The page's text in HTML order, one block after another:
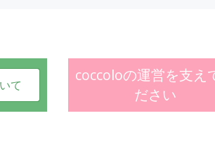
て
coccoloの運営を支え
ださい